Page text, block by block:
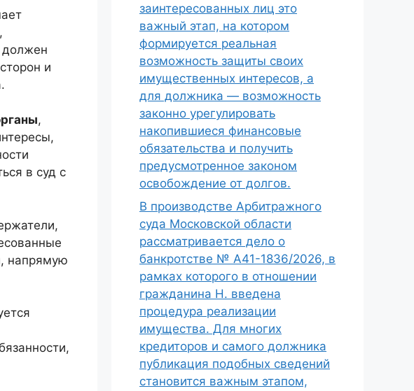
должен
и
,
в суд с
напрямую
заинтересованных лиц это
важный этап, на котором
формируется реальная
возможность защиты своих
имущественных интересов, а
для должника — возможность
законно урегулировать
накопившиеся финансовые
обязательства и получить
предусмотренное законом
освобождение от долгов.
В производстве Арбитражного
суда Московской области
рассматривается дело о
банкротстве № А41-1836/2026, в
рамках которого в отношении
гражданина Н. введена
процедура реализации
имущества. Для многих
кредиторов и самого должника
публикация подобных сведений
становится важным этапом,